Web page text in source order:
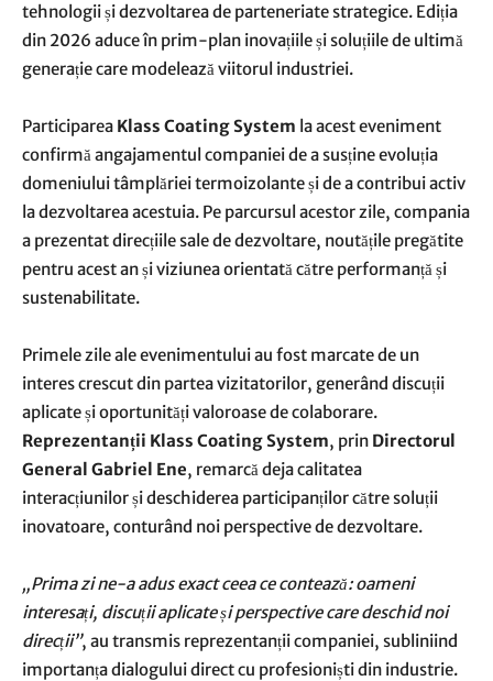
tehnologii și dezvoltarea de parteneriate strategice. Ediția
din 2026 aduce în prim-plan inovațiile și soluțiile de ultimă
generație care modelează viitorul industriei.
Participarea Klass Coating System la acest eveniment
confirmă angajamentul companiei de a susține evoluția
domeniului tâmplăriei termoizolante și de a contribui activ
la dezvoltarea acestuia. Pe parcursul acestor zile, compania
a prezentat direcțiile sale de dezvoltare, noutățile pregătite
pentru acest an și viziunea orientată către performanță și
sustenabilitate.
Primele zile ale evenimentului au fost marcate de un
interes crescut din partea vizitatorilor, generând discuții
aplicate și oportunități valoroase de colaborare.
Reprezentanții Klass Coating System, prin Directorul
General Gabriel Ene, remarcă deja calitatea
interacțiunilor și deschiderea participanților către soluții
inovatoare, conturând noi perspective de dezvoltare.
„Prima zi ne-a adus exact ceea ce contează: oameni
interesați, discuții aplicate și perspective care deschid noi
direcții”, au transmis reprezentanții companiei, subliniind
importanța dialogului direct cu profesioniști din industrie.